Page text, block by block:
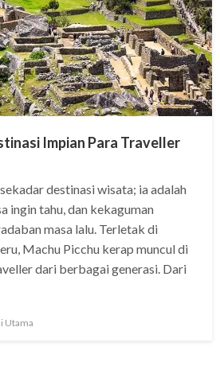
Impian Para Traveller
destinasi wisata; ia adalah
ingin tahu, dan kekaguman
masa lalu. Terletak di
Machu Picchu kerap muncul di
dari berbagai generasi. Dari
Utama